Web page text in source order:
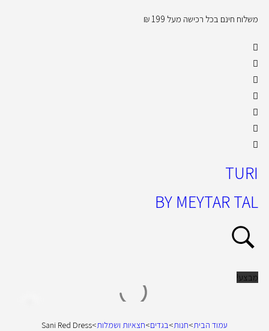
משלוח חינם בכל רכישה מעל 199 ₪
TURI
BY MEYTAR TAL
מבצע!
עמוד הבית>חנות>בגדים>חצאיות ושמלות>
Sani Red Dress